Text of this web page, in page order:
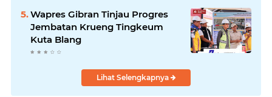
Wapres Gibran Tinjau Progres
Jembatan Krueng Tingkeum
Kuta Blang
Lihat Selengkapnya